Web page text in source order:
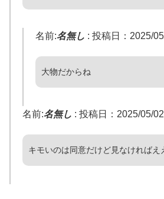
名前:名無し : 投稿日：2025/
大物だからね
名前:名無し : 投稿日：2025/05/
キモいのは同意だけど見なければえ